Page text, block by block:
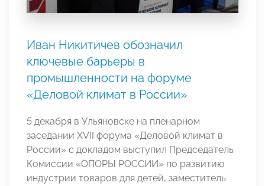
Иван Никитичев обозначил
ключевые барьеры в
промышленности на форуме
«Деловой климат в России»
5 декабря в Ульяновске на пленарном
заседании XVII форума «Деловой климат в
России» с докладом выступил Председатель
Комиссии «ОПОРЫ РОССИИ» по развитию
индустрии товаров для детей, заместитель